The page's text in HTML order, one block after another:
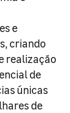
e
criando
realização
de
únicas
de